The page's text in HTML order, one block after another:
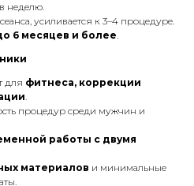
неделю.
усиливается к 3–4 процедуре.
6 месяцев и более.
для фитнеса, коррекции
.
процедур среди мужчин и
работы с двумя
материалов и минимальные